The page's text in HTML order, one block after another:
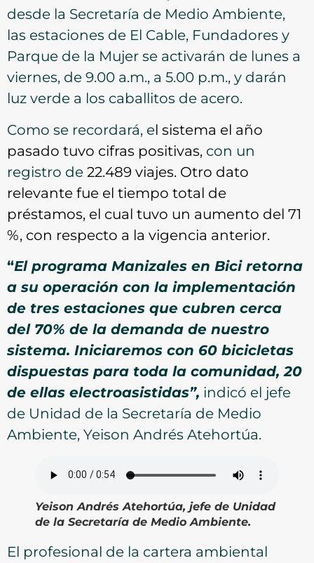
desde la Secretaría de Medio Ambiente,
las estaciones de El Cable, Fundadores y
Parque de la Mujer se activarán de lunes a
viernes, de 9.00 a.m., a 5.00 p.m., y darán
luz verde a los caballitos de acero.
Como se recordará, el sistema el año
pasado tuvo cifras positivas, con un
registro de 22.489 viajes. Otro dato
relevante fue el tiempo total de
préstamos, el cual tuvo un aumento del 71
%, con respecto a la vigencia anterior.
“El programa Manizales en Bici retorna
a su operación con la implementación
de tres estaciones que cubren cerca
del 70% de la demanda de nuestro
sistema. Iniciaremos con 60 bicicletas
dispuestas para toda la comunidad, 20
de ellas electroasistidas”, indicó el jefe
de Unidad de la Secretaría de Medio
Ambiente, Yeison Andrés Atehortúa.
Yeison Andrés Atehortúa, jefe de Unidad
de la Secretaría de Medio Ambiente.
El profesional de la cartera ambiental